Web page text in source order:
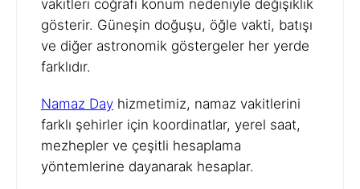
vakitleri coğrafi konum nedeniyle değişiklik
gösterir. Güneşin doğuşu, öğle vakti, batışı
ve diğer astronomik göstergeler her yerde
farklıdır.
Namaz Day hizmetimiz, namaz vakitlerini
farklı şehirler için koordinatlar, yerel saat,
mezhepler ve çeşitli hesaplama
yöntemlerine dayanarak hesaplar.